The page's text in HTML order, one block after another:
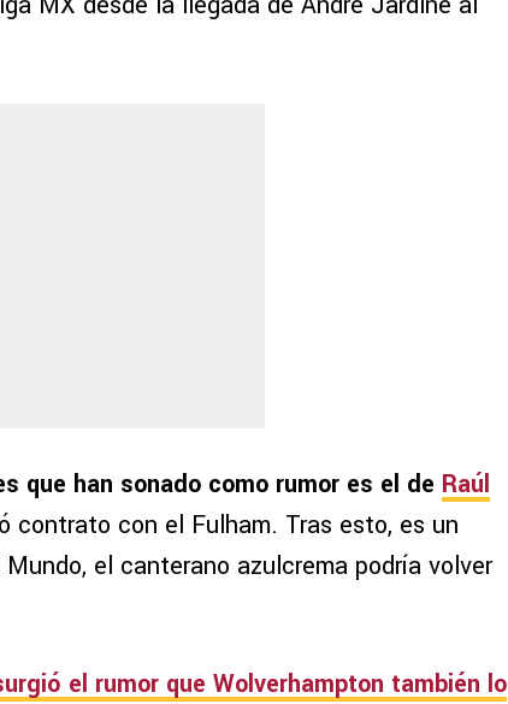
que han sonado como rumor es el de Raúl
contrato con el Fulham. Tras esto, es un
el canterano azulcrema podría volver
el rumor que Wolverhampton también lo